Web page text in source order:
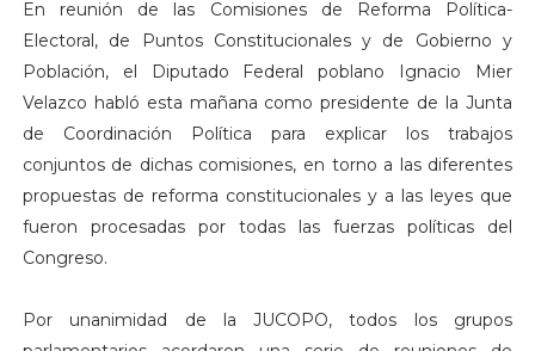
En reunión de las Comisiones de Reforma Política-
Electoral, de Puntos Constitucionales y de Gobierno y
Población, el Diputado Federal poblano Ignacio Mier
Velazco habló esta mañana como presidente de la Junta
de Coordinación Política para explicar los trabajos
conjuntos de dichas comisiones, en torno a las diferentes
propuestas de reforma constitucionales y a las leyes que
fueron procesadas por todas las fuerzas políticas del
Congreso.
Por unanimidad de la JUCOPO, todos los grupos